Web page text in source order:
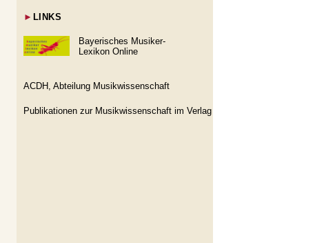
► LINKS
Bayerisches Musiker-
Lexikon Online
ACDH, Abteilung Musikwissenschaft
Publikationen zur Musikwissenschaft im Verlag